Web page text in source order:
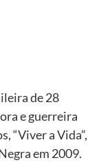
de 28
e guerreira
“Viver a Vida”,
em 2009.